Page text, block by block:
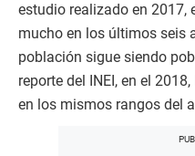
estudio realizado en
mucho en los últimos seis
población sigue siendo
reporte del INEI, en el
en los mismos rangos del